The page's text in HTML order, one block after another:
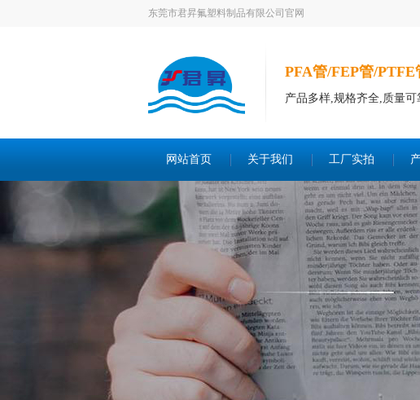
东莞市君昇氟塑料制品有限公司官网
PFA管/FEP管/PTFE
产品多样,规格齐全,质量可
网站首页 关于我们 工厂实拍